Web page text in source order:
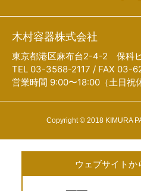
木村容器株式会社
東京都港区麻布台2-4-2 保科
TEL 03-3568-2117 / FAX 03-
営業時間 9:00〜18:00（土日祝
Copyright © 2018 KIMURA
ウェブサイトか